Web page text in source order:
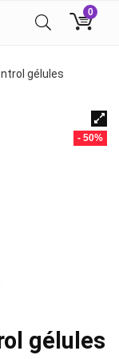
0
gélules
- 50%
gélules